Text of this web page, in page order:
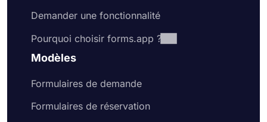
Demander une fonctionnalité
Pourquoi choisir forms.app ?
Modèles
Formulaires de demande
Formulaires de réservation